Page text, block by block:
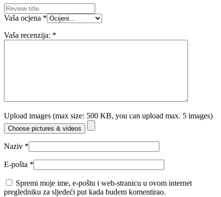
Vaša ocjena *
Vaša recenzija: *
Upload images (max size: 500 KB, you can upload max. 5 images)
Choose pictures & videos
Naziv *
E-pošta *
Spremi moje ime, e-poštu i web-stranicu u ovom internet
pregledniku za sljedeći put kada budem komentirao.